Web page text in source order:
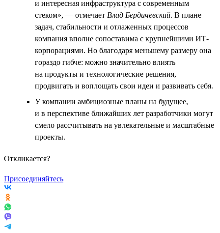
и интересная инфраструктура с современным
стеком», — отмечает Влад Бердичевский. В плане
задач, стабильности и отлаженных процессов
компания вполне сопоставима с крупнейшими ИТ-
корпорациями. Но благодаря меньшему размеру она
гораздо гибче: можно значительно влиять
на продукты и технологические решения,
продвигать и воплощать свои идеи и развивать себя.
У компании амбициозные планы на будущее,
и в перспективе ближайших лет разработчики могут
смело рассчитывать на увлекательные и масштабные
проекты.
Откликается?
Присоединяйтесь